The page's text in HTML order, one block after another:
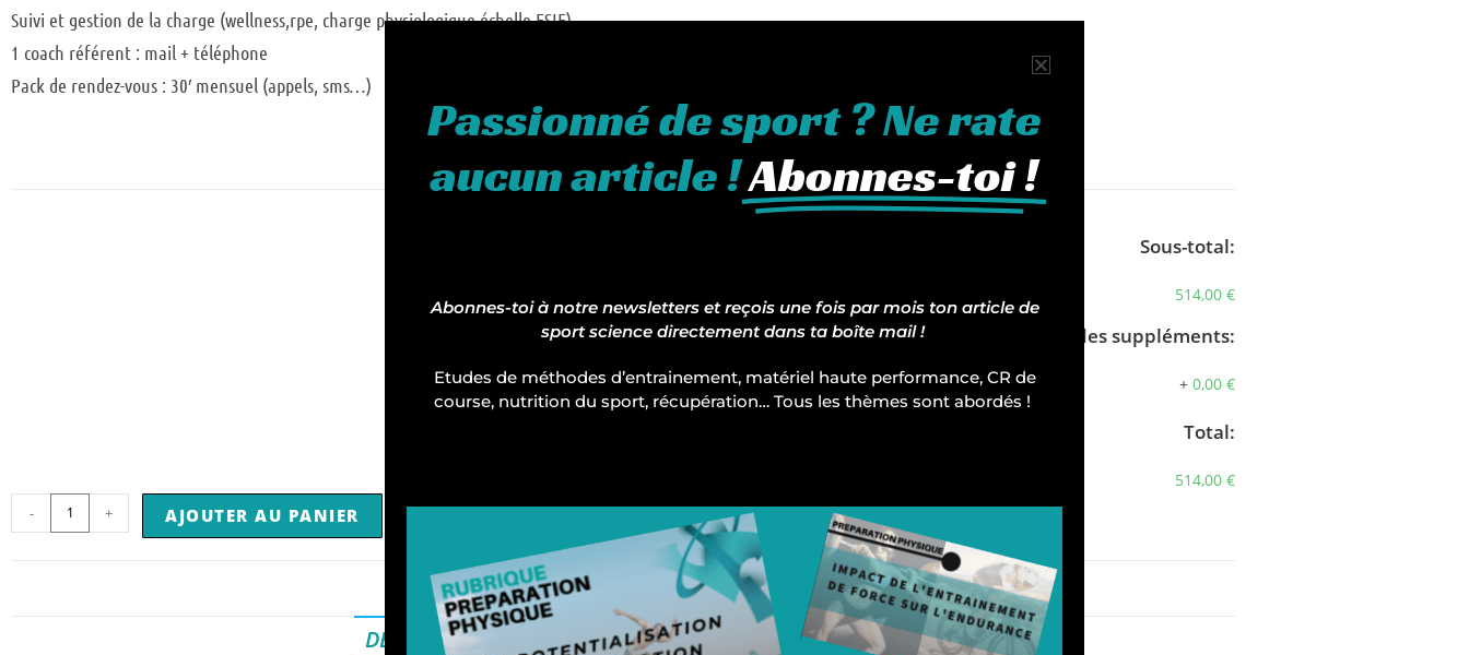
Suivi et gestion de la charge (wellness,rpe, charge physiologique échelle ESIE)
1 coach référent : mail + téléphone
Pack de rendez-vous : 30′ mensuel (appels, sms…)
Sous-total:
514,00 €
Total des suppléments:
+ 0,00 €
Total:
514,00 €
- + AJOUTER AU PANIER
DESCRIPTION INFORMATIONS COMPLÉMENTAIRES
Passionné de sport ? Ne rate
aucun article !Abonnes-toi !
Abonnes-toi à notre newsletters et reçois une fois par mois ton article de
sport science directement dans ta boîte mail !
Etudes de méthodes d’entrainement, matériel haute performance, CR de
course, nutrition du sport, récupération… Tous les thèmes sont abordés !